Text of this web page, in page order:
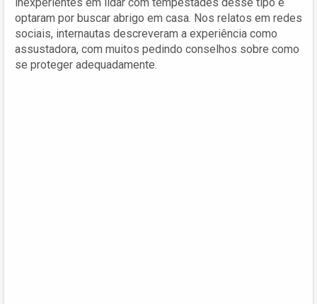
inexperientes em lidar com tempestades desse tipo e
optaram por buscar abrigo em casa. Nos relatos em redes
sociais, internautas descreveram a experiência como
assustadora, com muitos pedindo conselhos sobre como
se proteger adequadamente.